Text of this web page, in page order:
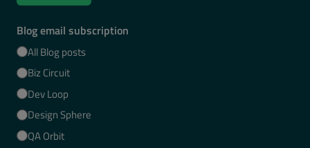
Blog email subscription
All Blog posts
Biz Circuit
Dev Loop
Design Sphere
QA Orbit